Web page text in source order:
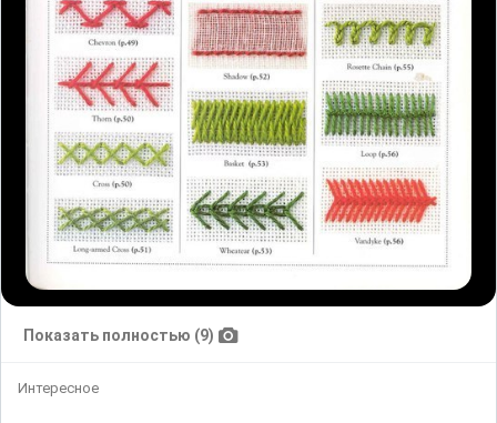
Показать полностью (9)
Интересное